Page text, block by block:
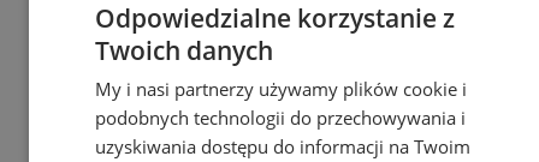
Dodaj ogłoszenie
POLECAMY
Protocol IT
Pracuj.pl - praca w Żorach
REKLAMA
WSPÓŁPRACA
Odpowiedzialne korzystanie z
Twoich danych
My i nasi partnerzy używamy plików cookie i
podobnych technologii do przechowywania i
uzyskiwania dostępu do informacji na Twoim